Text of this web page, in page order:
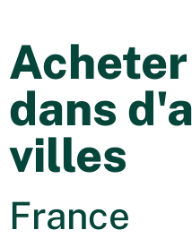
dans
villes
France